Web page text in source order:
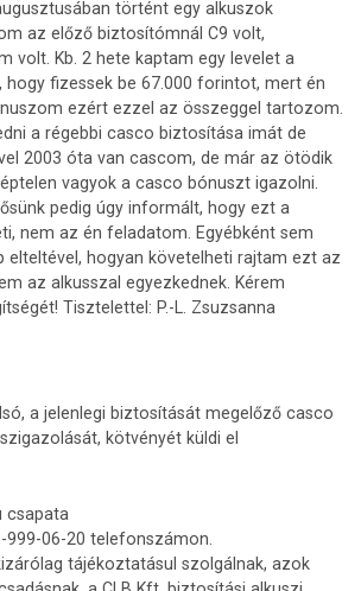
történt egy alkuszok
az előző biztosítómnál C9 volt,
volt. Kb. 2 hete kaptam egy levelet a
hogy fizessek be 67.000 forintot, mert én
ezért ezzel az összeggel tartozom.
a régebbi casco biztosítása imát de
2003 óta van cascom, de már az ötödik
vagyok a casco bónuszt igazolni.
pedig úgy informált, hogy ezt a
nem az én feladatom. Egyébként sem
elteltével, hogyan követelheti rajtam ezt az
az alkusszal egyezkednek. Kérem
Tisztelettel: P.-L. Zsuzsanna
a jelenlegi biztosítását megelőző casco
kötvényét küldi el
csapata
999-06-20 telefonszámon.
tájékoztatásul szolgálnak, azok